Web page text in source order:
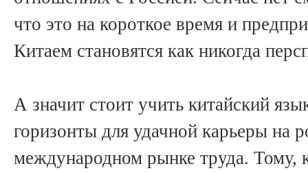
что это на короткое время и
Китаем становятся как никогда
А значит стоит учить китайский
горизонты для удачной карьеры на
международном рынке труда. Тому,